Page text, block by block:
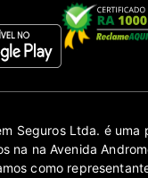
Seguros Ltda. é
na na Avenida
como